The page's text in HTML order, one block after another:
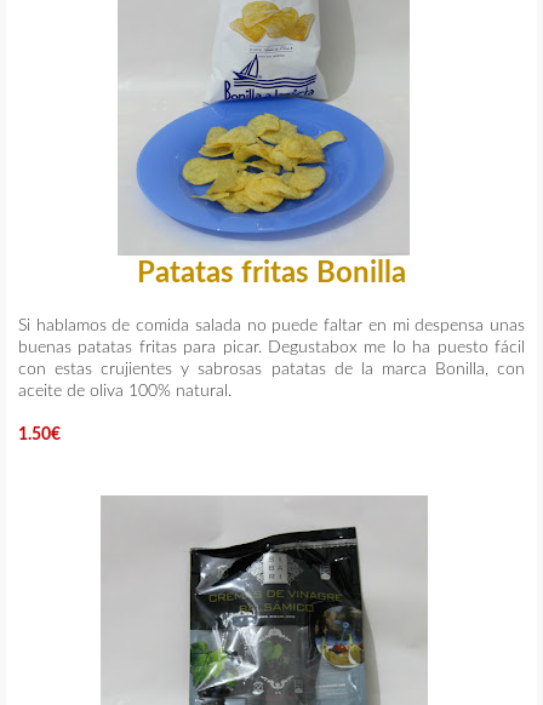
Patatas fritas Bonilla
Si hablamos de comida salada no puede faltar en mi despensa unas
buenas patatas fritas para picar. Degustabox me lo ha puesto fácil
con estas crujientes y sabrosas patatas de la marca Bonilla, con
aceite de oliva 100% natural.
1.50€